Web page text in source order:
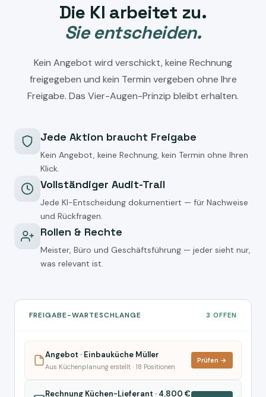
Die KI arbeitet zu.
Sie entscheiden.
Kein Angebot wird verschickt, keine Rechnung
freigegeben und kein Termin vergeben ohne Ihre
Freigabe. Das Vier-Augen-Prinzip bleibt erhalten.
Jede Aktion braucht Freigabe
Kein Angebot, keine Rechnung, kein Termin ohne Ihren
Klick.
Vollständiger Audit-Trail
Jede KI-Entscheidung dokumentiert — für Nachweise
und Rückfragen.
Rollen & Rechte
Meister, Büro und Geschäftsführung — jeder sieht nur,
was relevant ist.
FREIGABE-WARTESCHLANGE 3 OFFEN
Angebot · Einbauküche Müller
Aus Küchenplanung erstellt · 18 Positionen
Prüfen →
Rechnung Küchen-Lieferant · 4.800 €